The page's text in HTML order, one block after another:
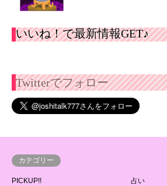
いいね！で最新情報GET♪
Twitterでフォロー
カテゴリー
PICKUP!!
占い